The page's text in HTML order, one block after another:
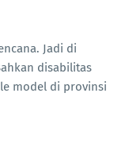
Jadi di
disabilitas
model di provinsi